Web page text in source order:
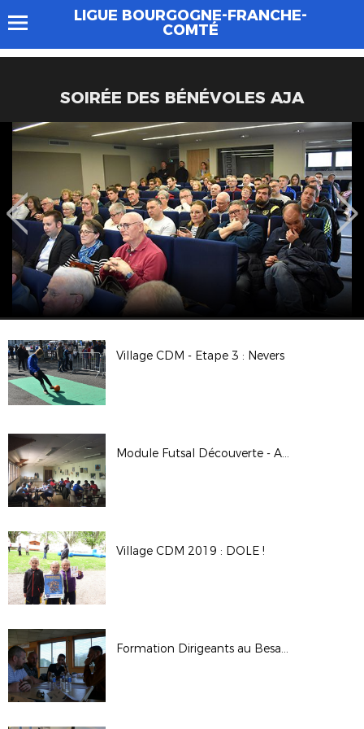
LIGUE BOURGOGNE-FRANCHE-
COMTÉ
SOIRÉE DES BÉNÉVOLES AJA
Village CDM - Etape 3 : Nevers
Module Futsal Découverte - Avril 2019
Village CDM 2019 : DOLE !
Formation Dirigeants au Besançon Football - Avril 2019